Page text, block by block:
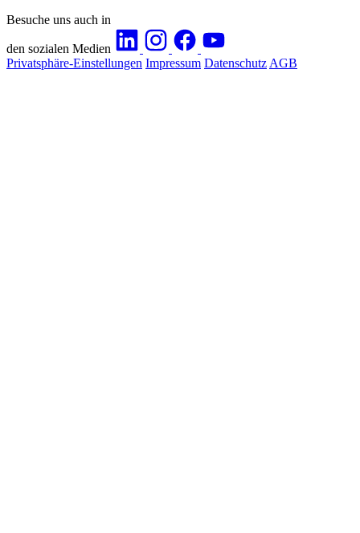
Besuche uns auch in
den sozialen Medien
Privatsphäre-Einstellungen Impressum Datenschutz AGB